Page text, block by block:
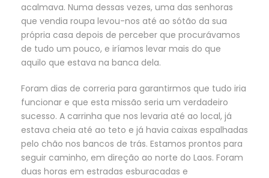
acalmava. Numa dessas vezes, uma das senhoras
que vendia roupa levou-nos até ao sótão da sua
própria casa depois de perceber que procurávamos
de tudo um pouco, e iríamos levar mais do que
aquilo que estava na banca dela.
Foram dias de correria para garantirmos que tudo iria
funcionar e que esta missão seria um verdadeiro
sucesso. A carrinha que nos levaria até ao local, já
estava cheia até ao teto e já havia caixas espalhadas
pelo chão nos bancos de trás. Estamos prontos para
seguir caminho, em direção ao norte do Laos. Foram
duas horas em estradas esburacadas e